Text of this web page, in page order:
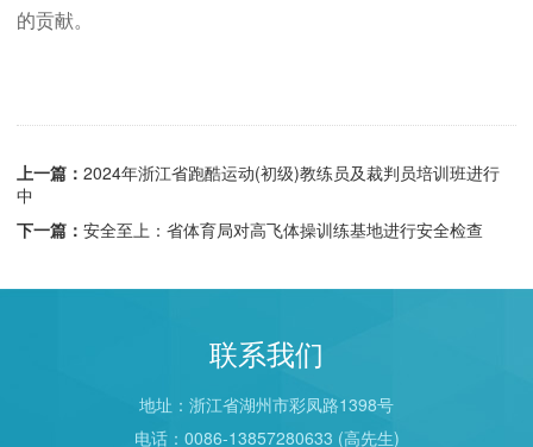
的贡献。
上一篇：2024年浙江省跑酷运动(初级)教练员及裁判员培训班进行
中
下一篇：安全至上：省体育局对高飞体操训练基地进行安全检查
联系我们
地址：浙江省湖州市彩凤路1398号
电话：0086-13857280633 (高先生)